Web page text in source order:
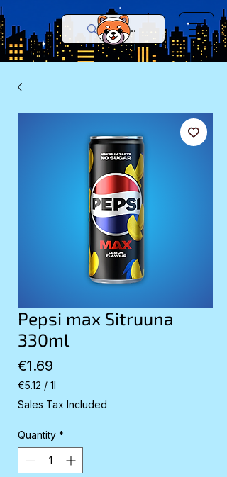
Pepsi max Sitruuna
330ml
€1.69
€5.12 / 1l
€5.12
per
Liter
Sales Tax Included
Quantity *